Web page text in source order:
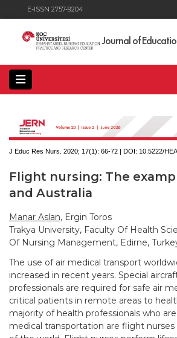
E-ISSN 2757-9204
Journal of
J Educ Res Nurs. 2020; 17(1): 66-72 | DOI: 10.5222/
Flight nursing: The
and Australia
Manar Aslan, Ergin Toros
Trakya University, Faculty Of Health
Of Nursing Management, Edirne,
The use of air medical transport
increased in recent years. Special
professionals are required for safe air
critical patients in remote areas to
majority of health professionals who
medical transportation are flight